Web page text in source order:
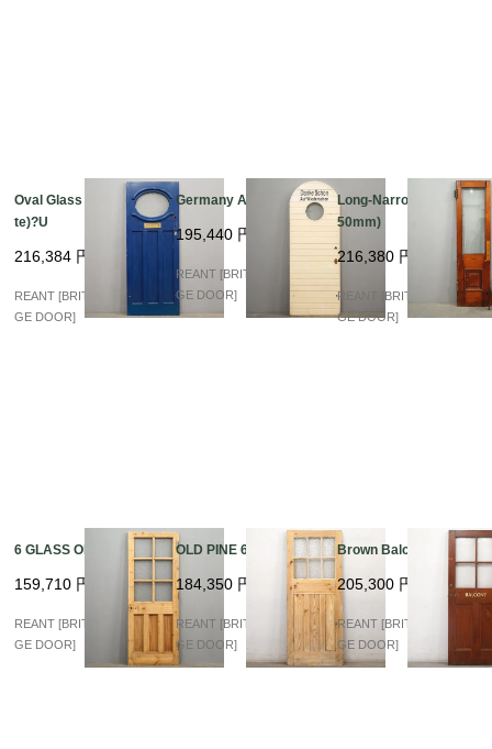
Oval Glass (Blue&Whi
te)?U
216,384 円
REANT [BRITISH VINTA
GE DOOR]
Germany Arch Glass
195,440 円
REANT [BRITISH VINTA
GE DOOR]
Long-Narrow (580×21
50mm)
216,380 円
REANT [BRITISH VINTA
GE DOOR]
6 GLASS OLD PINE
159,710 円
REANT [BRITISH VINTA
GE DOOR]
OLD PINE 6 GLASS
184,350 円
REANT [BRITISH VINTA
GE DOOR]
Brown Balcony Glass
205,300 円
REANT [BRITISH VINTA
GE DOOR]